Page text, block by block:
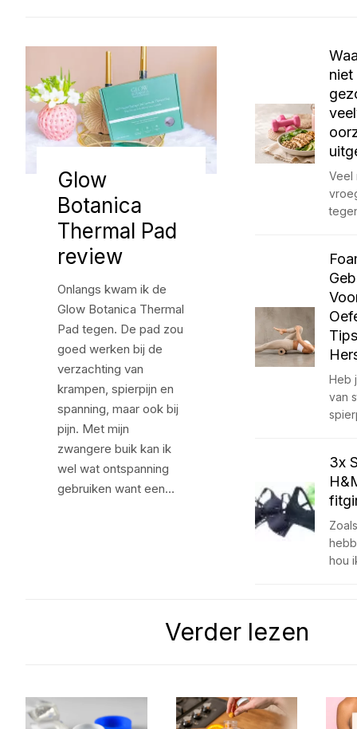
Glow
Botanica
Thermal Pad
review
Onlangs kwam ik de
Glow Botanica Thermal
Pad tegen. De pad zou
goed werken bij de
verzachting van
krampen, spierpijn en
spanning, maar ook bij
pijn. Met mijn
zwangere buik kan ik
wel wat ontspanning
gebruiken want een…
Veel
Heb
van
3x
hou
Verder lezen